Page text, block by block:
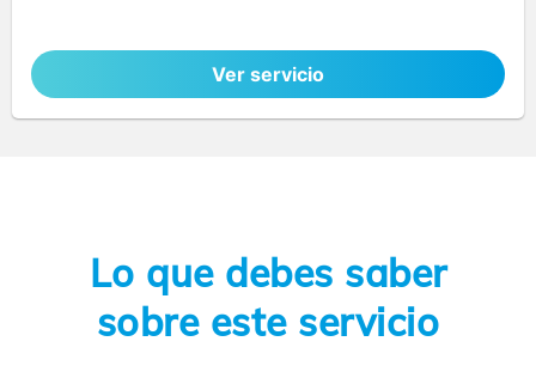
Ver servicio
Lo que debes saber
sobre este servicio